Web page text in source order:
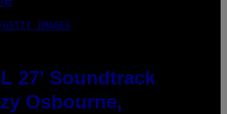
IMAGES
27’ Soundtrack
Osbourne,